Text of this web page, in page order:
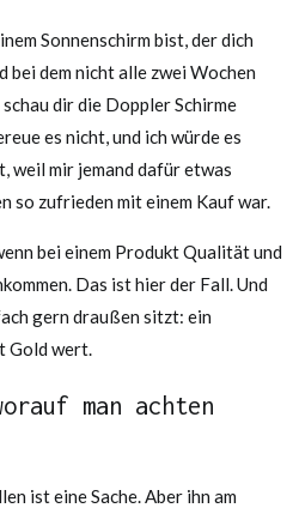
Sonnenschirm bist, der dich
bei dem nicht alle zwei Wochen
dir die Doppler Schirme
es nicht, und ich würde es
weil mir jemand dafür etwas
so zufrieden mit einem Kauf war.
bei einem Produkt Qualität und
Das ist hier der Fall. Und
gern draußen sitzt: ein
Gold wert.
man achten
ist eine Sache. Aber ihn am